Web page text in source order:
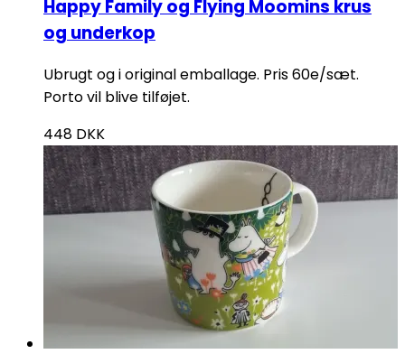
Happy Family og Flying Moomins krus
og underkop
Ubrugt og i original emballage. Pris 60e/sæt.
Porto vil blive tilføjet.
448 DKK